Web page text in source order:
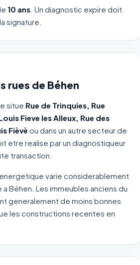
10 ans . Un diagnostic expire doit
signature.
rues de Béhen
situe Rue de Trinquies, Rue
Fieve les Alleux, Rue des
Fièvè ou dans un autre secteur de
etre realise par un diagnostiqueur
transaction.
varie considerablement
a Béhen. Les immeubles anciens du
generalement de moins bonnes
les constructions recentes en